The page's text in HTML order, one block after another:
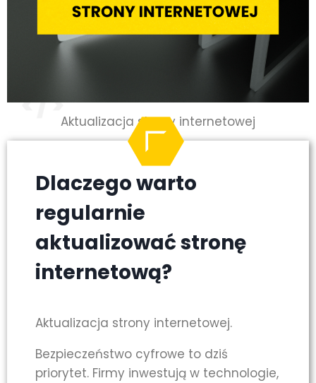
Aktualizacja strony internetowej
Dlaczego warto
regularnie
aktualizować stronę
internetową?
Aktualizacja strony internetowej.
Bezpieczeństwo cyfrowe to dziś
priorytet. Firmy inwestują w technologie,